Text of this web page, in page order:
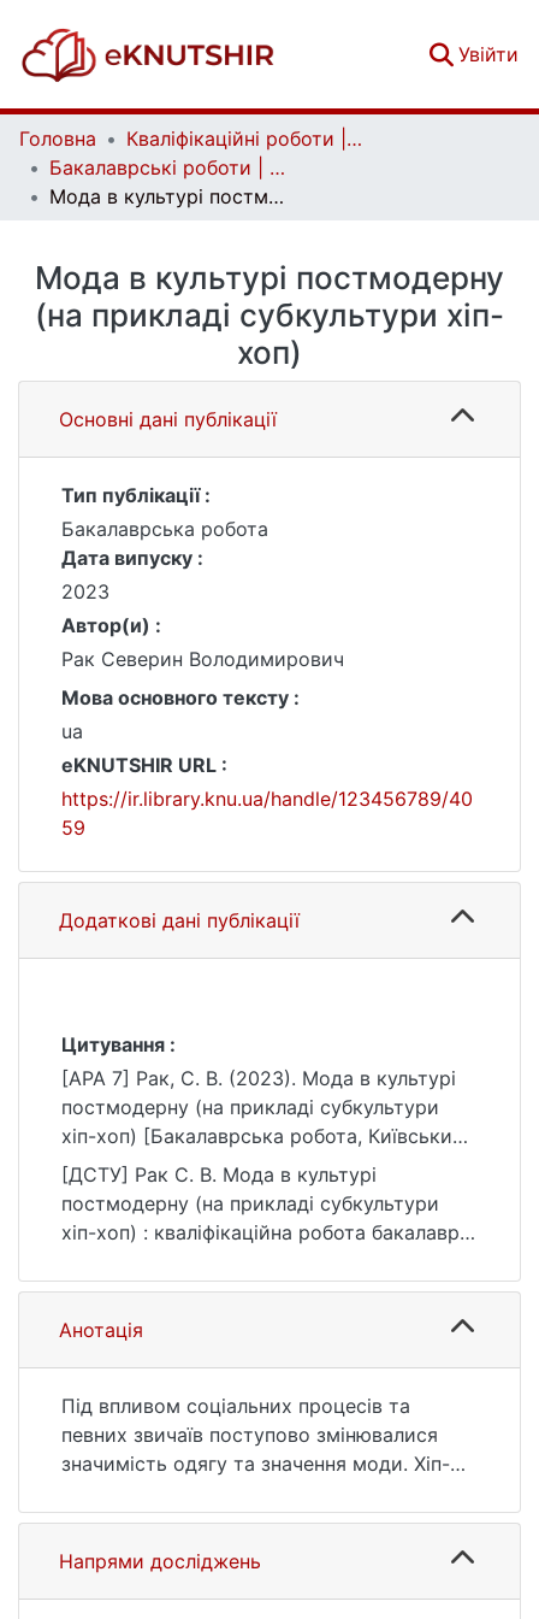
Увійти
Головна
Кваліфікаційні роботи | Qualifying works
Бакалаврські роботи | Bachelor theses
Мода в культурі постмодерну (на прикладі субкультури хіп-хоп)
Мода в культурі постмодерну
(на прикладі субкультури хіп-
хоп)
Основні дані публікації
Тип публікації :
Бакалаврська робота
Дата випуску :
2023
Автор(и) :
Рак Северин Володимирович
Мова основного тексту :
ua
eKNUTSHIR URL :
https://ir.library.knu.ua/handle/123456789/40
59
Додаткові дані публікації
Цитування :
[APA 7] Рак, С. В. (2023). Мода в культурі
постмодерну (на прикладі субкультури
хіп-хоп) [Бакалаврська робота, Київський
національний університет імені Тараса
Шевченка]. eKNUTSHIR.
https://ir.library.knu.ua/handle/123456789/40
[ДСТУ] Рак С. В. Мода в культурі
постмодерну (на прикладі субкультури
хіп-хоп) : кваліфікаційна робота бакалавра
URL:
https://ir.library.knu.ua/handle/123456789/40
59 (дата звернення: 25.07.2026).
Анотація
Під впливом соціальних процесів та
певних звичаїв поступово змінювалися
значимість одягу та значення моди. Хіп-
життя ХХІ століття, оскільки саме мода в
кореляції культури постмодерну
перетворила хіп-хоп зі звичайної форми
Напрями досліджень